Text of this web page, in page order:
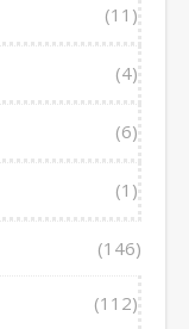
(11)
(4)
(6)
(1)
(146)
(112)